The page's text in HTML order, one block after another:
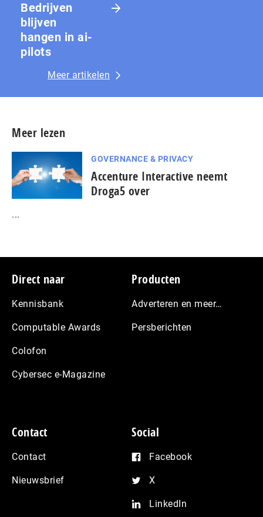
Bedrijven
blijven
hangen in ai-
pilots
Meer artikelen
Meer lezen
GOVERNANCE & PRIVACY
Accenture Interactive neemt
Droga5 over
...
Footer
Direct naar
Kennisbank
Computable Awards
Colofon
Cybersec e-Magazine
Producten
Adverteren en meer…
Persberichten
Contact
Contact
Nieuwsbrief
Social
Facebook
X
LinkedIn